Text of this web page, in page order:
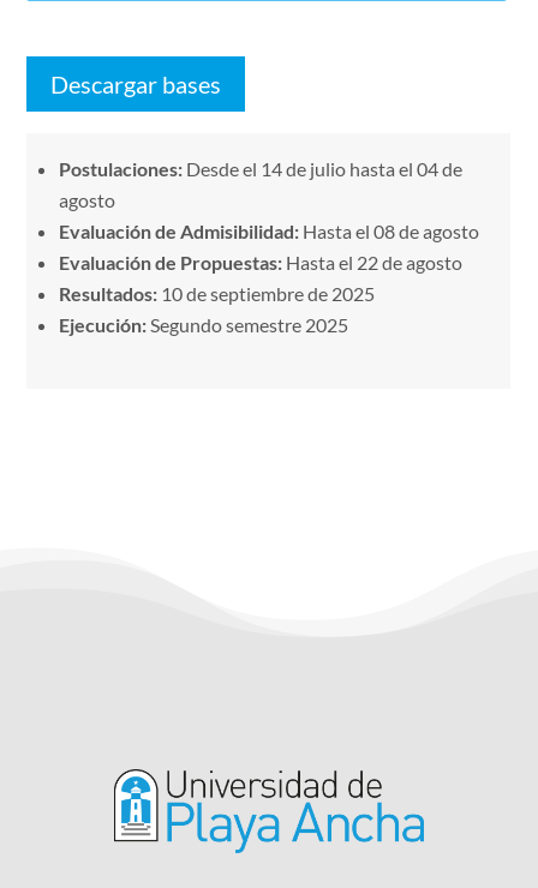
Descargar bases
Postulaciones: Desde el 14 de julio hasta el 04 de
agosto
Evaluación de Admisibilidad: Hasta el 08 de agosto
Evaluación de Propuestas: Hasta el 22 de agosto
Resultados: 10 de septiembre de 2025
Ejecución:Segundo semestre 2025